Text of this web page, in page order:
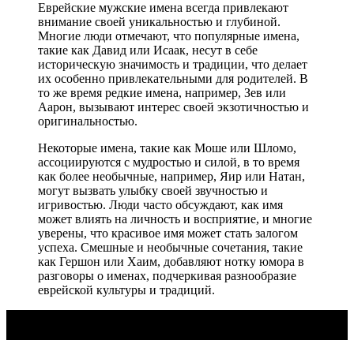
Еврейские мужские имена всегда привлекают
внимание своей уникальностью и глубиной.
Многие люди отмечают, что популярные имена,
такие как Давид или Исаак, несут в себе
историческую значимость и традиции, что делает
их особенно привлекательными для родителей. В
то же время редкие имена, например, Зев или
Аарон, вызывают интерес своей экзотичностью и
оригинальностью.
Некоторые имена, такие как Моше или Шломо,
ассоциируются с мудростью и силой, в то время
как более необычные, например, Яир или Натан,
могут вызвать улыбку своей звучностью и
игривостью. Люди часто обсуждают, как имя
может влиять на личность и восприятие, и многие
уверены, что красивое имя может стать залогом
успеха. Смешные и необычные сочетания, такие
как Гершон или Хаим, добавляют нотку юмора в
разговоры о именах, подчеркивая разнообразие
еврейской культуры и традиций.